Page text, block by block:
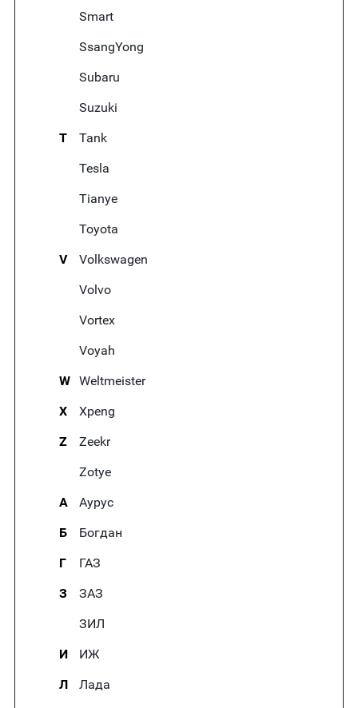
Smart
SsangYong
Subaru
Suzuki
T
Tank
Tesla
Tianye
Toyota
V
Volkswagen
Volvo
Vortex
Voyah
W Weltmeister
X
Xpeng
Z
Zeekr
Zotye
А
Аурус
Б
Богдан
Г
ГАЗ
З
ЗАЗ
ЗИЛ
И
ИЖ
Л
Лада